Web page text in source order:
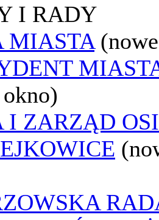
I RADY
MIASTA
I ZARZĄD